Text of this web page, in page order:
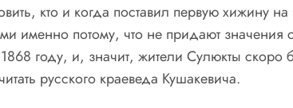
кто и когда поставил первую
именно потому, что не придают
году, и, значит, жители Сулюкты скоро
русского краеведа Кушакевича.